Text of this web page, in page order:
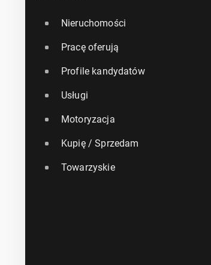
Nieruchomości
Pracę oferują
Profile kandydatów
Usługi
Motoryzacja
Kupię / Sprzedam
Towarzyskie